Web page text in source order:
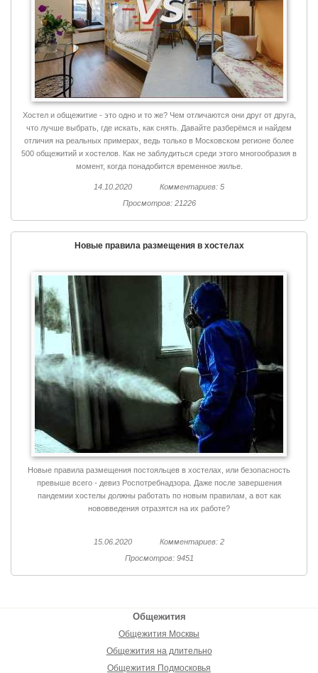
Хостел и общежитие - это одно и то же? Чем отличаются они друг от друга,
что лучше выбрать, где искать, как снять. Давайте разберёмся и найдем
отличия на реальных примерах, ведь только в Московском регионе более
500 общежитий и хостелов. Как не заблудиться среди этого многообразия в
момент, когда понадобится временное жилье.
14.10.2020
Комментариев: 5
Просмотров: 21226
Новые правила размещения в хостелах
Новые правила размещения постояльцев в хостелах, или безопасность
превыше всего - девиз Роспотребнадзора. Даже после завершения
пандемии хостелы должны работать по новым правилам, а вот как
нововведения отразятся на их работе?
15.06.2020
Комментариев: 2
Просмотров: 9451
Общежития
Общежития Москвы
Общежития на длительно
Общежития Подмосковья